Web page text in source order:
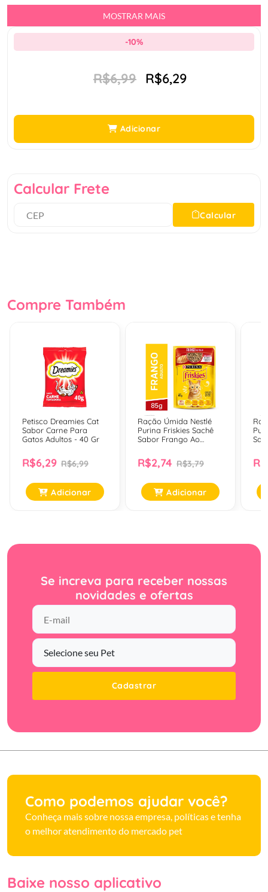
vai sonhar com os pedacinhos crocantes e recheados
todos os dias. Descubra qual e o favorito do seu gatobr
Pedacinhos crocantes por fora, macios por dentrobr
Petisco para toda horabr Rende mais de 20 dias 3
MOSTRAR MAIS
-10%
R$6,99 R$6,29
Adicionar
Calcular Frete
Calcular
Compre Também
Petisco Dreamies Cat
Sabor Carne Para
Gatos Adultos - 40 Gr
R$6,29 R$6,99
Adicionar
Ração Úmida Nestlé
Purina Friskies Sachê
Sabor Frango Ao
Adultos - 85 Gr
R$2,74 R$3,79
Adicionar
Gr
Se increva para receber nossas
novidades e ofertas
Cadastrar
Como podemos ajudar você?
Conheça mais sobre nossa empresa, políticas e tenha
o melhor atendimento do mercado pet
Baixe nosso aplicativo